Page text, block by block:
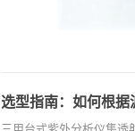
选型指南：如何根